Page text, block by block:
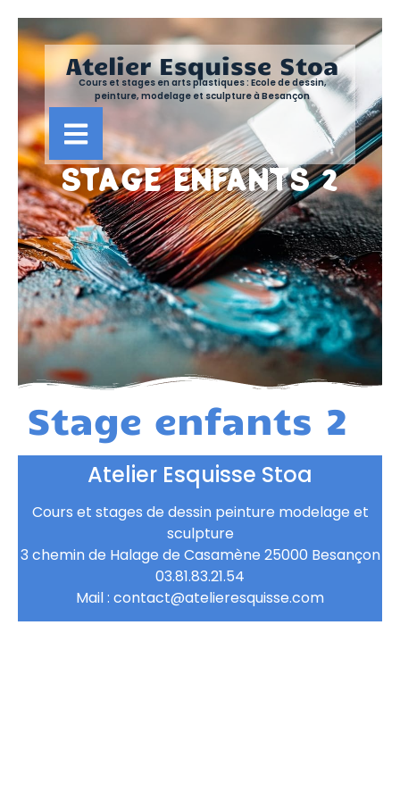
Atelier Esquisse Stoa
Cours et stages en arts plastiques : Ecole de dessin,
peinture, modelage et sculpture à Besançon
STAGE ENFANTS 2
Stage enfants 2
Atelier Esquisse Stoa
Cours et stages de dessin peinture modelage et
sculpture
3 chemin de Halage de Casamène 25000 Besançon
03.81.83.21.54
Mail : contact@atelieresquisse.com